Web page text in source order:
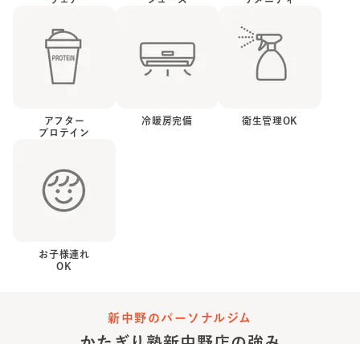
アフター
プロテイン
冷暖房完備 衛生管理OK
お子様連れ
OK
新中野のパーソナルジム